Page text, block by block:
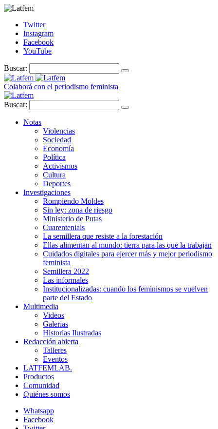
Twitter
Instagram
Facebook
YouTube
Buscar:
Colaborá con el periodismo feminista
Buscar:
Notas
Violencias
Sociedad
Economía
Política
Activismos
Cultura
Deportes
Investigaciones
Rompiendo Moldes
Sin ley: zona de riesgo
Ministerio de Putas
Cuarentenials
La semillera que resiste a la forestación
Ellas alimentan al mundo: tierra para las que la trabajan
Cuidados digitales para ejercer más y mejor periodismo
feminista
Semillera 2022
Las informales
Institucionalizadas: cuando los feminismos se vuelven
parte del Estado
Multimedia
Videos
Galerias
Historias Ilustradas
Redacción abierta
Talleres
Eventos
LATFEMLAB.
Productos
Comunidad
Quiénes somos
Whatsapp
Facebook